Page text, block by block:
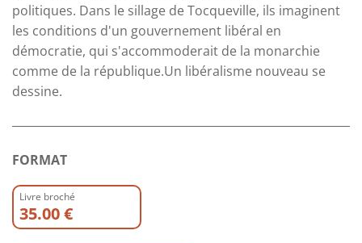
politiques. Dans le sillage de Tocqueville, ils imaginent
les conditions d'un gouvernement libéral en
démocratie, qui s'accommoderait de la monarchie
comme de la république.Un libéralisme nouveau se
dessine.
FORMAT
Livre broché
35.00 €